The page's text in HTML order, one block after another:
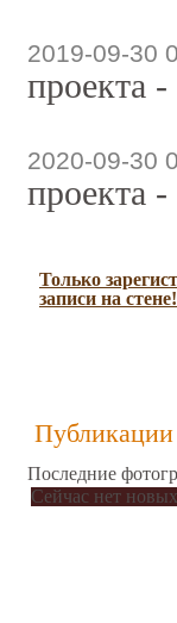
2019-09-30
проекта
2020-09-30
проекта
Только
записи на стене!
Публикации
Последние
Сейчас нет